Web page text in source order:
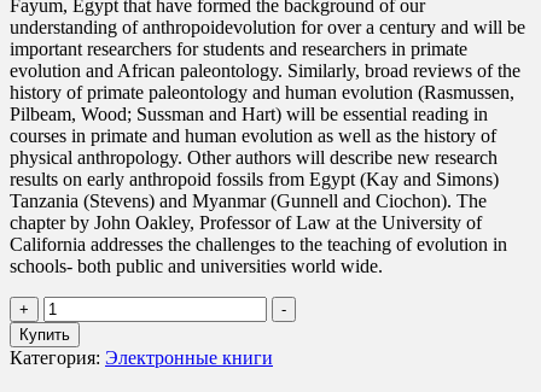
Fayum, Egypt that have formed the background of our
understanding of anthropoidevolution for over a century and will be
important researchers for students and researchers in primate
evolution and African paleontology. Similarly, broad reviews of the
history of primate paleontology and human evolution (Rasmussen,
Pilbeam, Wood; Sussman and Hart) will be essential reading in
courses in primate and human evolution as well as the history of
physical anthropology. Other authors will describe new research
results on early anthropoid fossils from Egypt (Kay and Simons)
Tanzania (Stevens) and Myanmar (Gunnell and Ciochon). The
chapter by John Oakley, Professor of Law at the University of
California addresses the challenges to the teaching of evolution in
schools- both public and universities world wide.
+
Количество
товара
Elwyn
Simons.
-
Купить
Категория: Электронные книги